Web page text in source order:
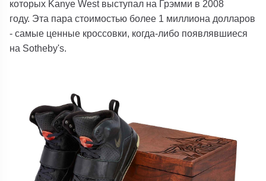
которых Kanye West выступал на Грэмми в 2008
году. Эта пара стоимостью более 1 миллиона долларов
- самые ценные кроссовки, когда-либо появлявшиеся
на Sotheby's.